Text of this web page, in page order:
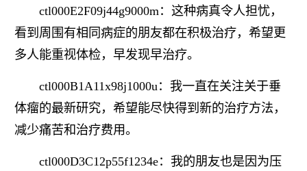
ctl000E2F09j44g9000m：这种病真令人担忧，
看到周围有相同病症的朋友都在积极治疗，希望更
多人能重视体检，早发现早治疗。
ctl000B1A11x98j1000u：我一直在关注关于垂
体瘤的最新研究，希望能尽快得到新的治疗方法，
减少痛苦和治疗费用。
ctl000D3C12p55f1234e：我的朋友也是因为压